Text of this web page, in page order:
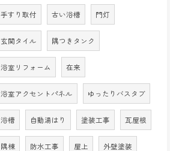
手すり取付 古い浴槽 門灯
玄関タイル 隅つきタンク
浴室リフォーム 在来
浴室アクセントパネル ゆったりバスタブ
浴槽 自動湯はり 塗装工事 瓦屋根
隅棟 防水工事 屋上 外壁塗装